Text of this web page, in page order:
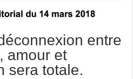
entre
amour et
sera totale.